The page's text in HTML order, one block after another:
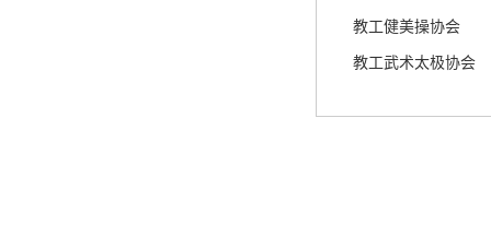
教工健美操协会
教工武术太极协会